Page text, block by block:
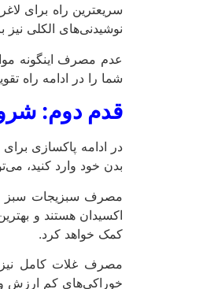
سریعترین راه برای
نوشیدنی‌های الکلی نیز
شما را در ادامه راه
قدم دوم:
در ادامه پاکسازی
بدن خود وارد کنید،
مصرف سبزیجات سبز
اکسیدان هستند و
کمک خواهد کرد.
مصرف غلات کامل
خوراکی‌های کم ارزش